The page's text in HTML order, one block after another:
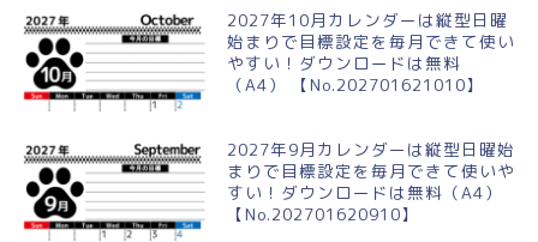
2027年10月カレンダーは縦型日曜
始まりで目標設定を毎月できて使い
やすい！ダウンロードは無料
（A4） 【No.202701621010】
2027年9月カレンダーは縦型日曜始
まりで目標設定を毎月できて使いや
すい！ダウンロードは無料（A4）
【No.202701620910】